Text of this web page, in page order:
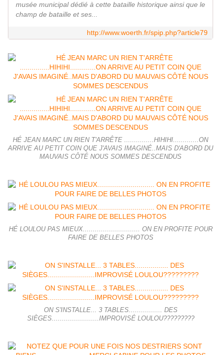
musée municipal dédié à cette bataille historique ainsi que le
champ de bataille et ses...
http://www.woerth.fr/spip.php?article79
HÉ JEAN MARC UN RIEN T'ARRÊTE ...............HIHIHI.............ON
ARRIVE AU PETIT COIN QUE J'AVAIS IMAGINÉ..MAIS D'ABORD DU
MAUVAIS CÔTÉ NOUS SOMMES DESCENDUS
HÉ LOULOU PAS MIEUX............................. ON EN PROFITE POUR
FAIRE DE BELLES PHOTOS
ON S'INSTALLE... 3 TABLES................. DES
SIÈGES........................IMPROVISÉ LOULOU?????????